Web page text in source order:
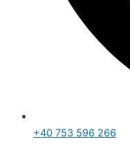
+40 753 596 266